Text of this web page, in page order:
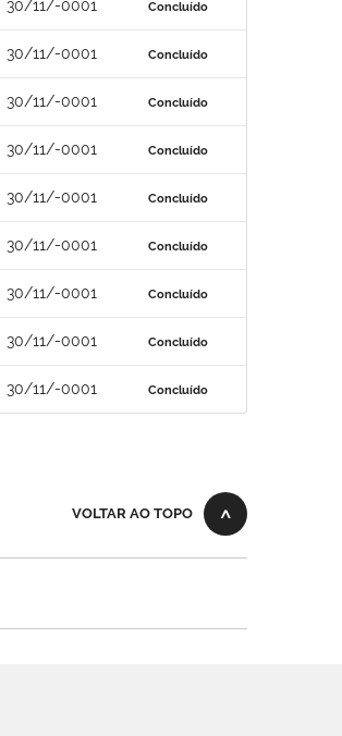
30/11/-0001 Concluído
30/11/-0001 Concluído
30/11/-0001 Concluído
30/11/-0001 Concluído
30/11/-0001 Concluído
30/11/-0001 Concluído
30/11/-0001 Concluído
30/11/-0001 Concluído
30/11/-0001 Concluído
VOLTAR AO TOPO